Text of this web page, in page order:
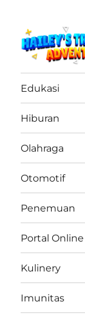
Edukasi
Hiburan
Olahraga
Otomotif
Penemuan
Portal Online
Kulinery
Imunitas